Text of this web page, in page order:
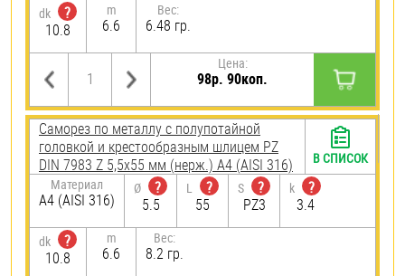
dk
?
10.8
m
6.6
Вес:
6.48 гр.
Цена:
98р. 90коп.
Саморез по металлу с полупотайной
головкой и крестообразным шлицем PZ
DIN 7983 Z 5,5х55 мм (нерж.) A4 (AISI 316)
Материал
A4 (AISI 316)
Ø
?
5.5
L
?
55
S
?
PZ3
k
?
3.4
dk
?
10.8
m
6.6
Вес:
8.2 гр.
В СПИСОК